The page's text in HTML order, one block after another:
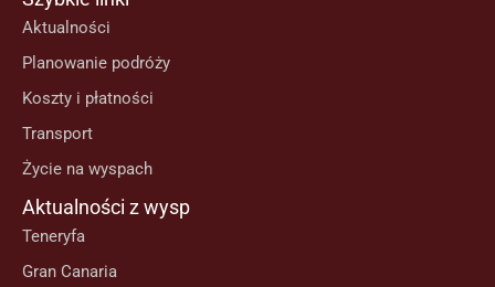
Aktualności
Planowanie podróży
Koszty i płatności
Transport
Życie na wyspach
Aktualności z wysp
Teneryfa
Gran Canaria